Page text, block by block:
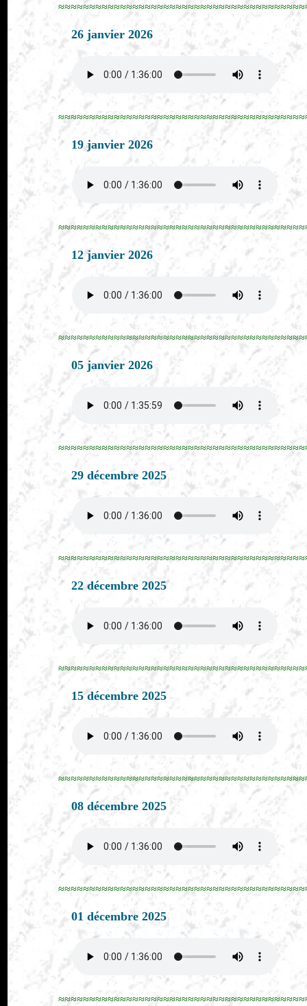
26 janvier 2026
19 janvier 2026
12 janvier 2026
05 janvier 2026
29 décembre 2025
22 décembre 2025
15 décembre 2025
08 décembre 2025
01 décembre 2025